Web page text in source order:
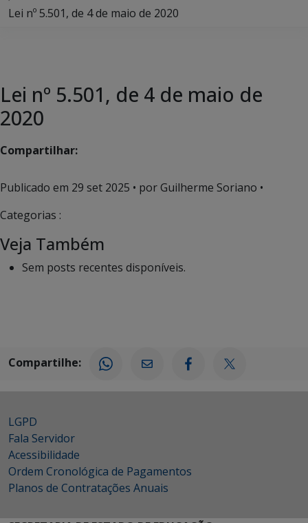
Lei nº 5.501, de 4 de maio de 2020
Lei nº 5.501, de 4 de maio de
2020
Compartilhar:
Publicado em 29 set 2025 • por Guilherme Soriano •
Categorias :
Veja Também
Sem posts recentes disponíveis.
Compartilhe:
LGPD
Fala Servidor
Acessibilidade
Ordem Cronológica de Pagamentos
Planos de Contratações Anuais